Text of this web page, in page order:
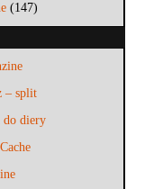
(147)
– split
do diery